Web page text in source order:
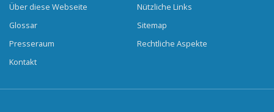
Über diese Webseite
Glossar
Presseraum
Kontakt
Nützliche Links
Sitemap
Rechtliche Aspekte